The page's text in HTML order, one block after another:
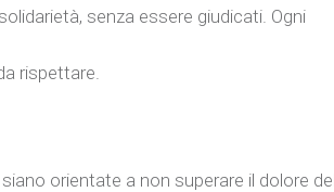
senza essere giudicati. Ogni
rispettare.
orientate a non superare il dolore